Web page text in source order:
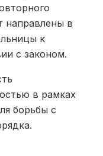
направлены в
к
с законом.
в рамках
борьбы с